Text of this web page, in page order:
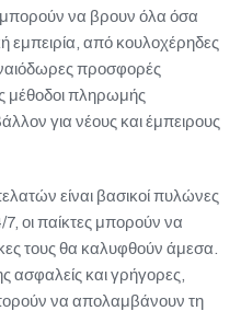
μπορούν να βρουν όλα όσα
εμπειρία, από κουλοχέρηδες
προσφορές
μέθοδοι πληρωμής
για νέους και έμπειρους
είναι βασικοί πυλώνες
οι παίκτες μπορούν να
τους θα καλυφθούν άμεσα.
ασφαλείς και γρήγορες,
να απολαμβάνουν τη